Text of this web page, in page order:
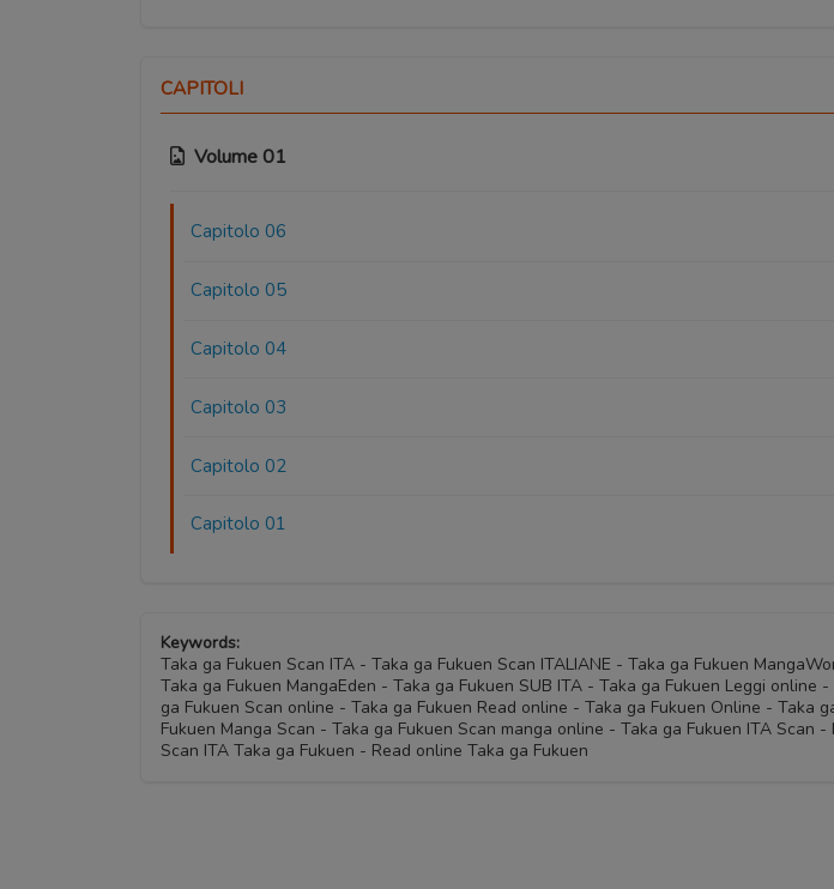
CAPITOLI
Volume 01
Capitolo 06
Capitolo 05
Capitolo 04
Capitolo 03
Capitolo 02
Capitolo 01
Keywords:
Taka ga Fukuen Scan ITA - Taka ga Fukuen Scan ITALIANE - Taka ga Fukuen
Taka ga Fukuen MangaEden - Taka ga Fukuen SUB ITA - Taka ga Fukuen Leggi online
ga Fukuen Scan online - Taka ga Fukuen Read online - Taka ga Fukuen Online - Taka
Fukuen Manga Scan - Taka ga Fukuen Scan manga online - Taka ga Fukuen ITA Scan
Scan ITA Taka ga Fukuen - Read online Taka ga Fukuen